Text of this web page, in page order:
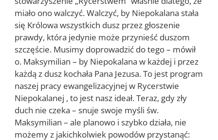
miało ono walczyć. Walczyć, by Niepokalana stała
się Królowa wszystkich dusz przez głoszenie
prawdy, która jedynie może przynieść duszom
szczęście. Musimy doprowadzić do tego – mówił
o. Maksymilian – by Niepokalana w każdej i przez
każdą z dusz kochała Pana Jezusa. To jest program
naszej pracy ewangelizacyjnej w Rycerstwie
Niepokalanej , to jest nasz ideał. Teraz, gdy zły
duch nie czeka – snuje swoje myśli św.
Maksymilian – ale planowo i szybko działa, nie
możemy z jakichkolwiek powodów przystanąć: